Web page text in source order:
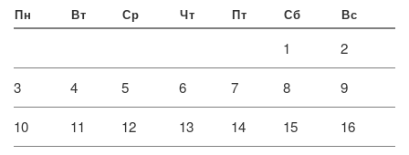
Пн Вт Ср Чт Пт Сб Вс
1 2
3 4 5 6 7 8 9
10 11 12 13 14 15 16